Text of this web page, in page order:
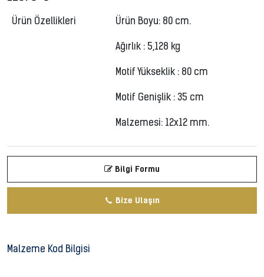
Ürün Özellikleri Ürün Boyu: 80 cm.
Ağırlık : 5,128 kg
Motif Yükseklik : 80 cm
Motif Genişlik : 35 cm
Malzemesi: 12x12 mm.
Bilgi Formu
Bize Ulaşın
Malzeme Kod Bilgisi